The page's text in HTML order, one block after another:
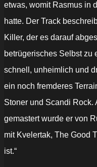
etwas, womit Rasmus in
hatte. Der Track
Killer, der es darauf
betrügerisches Selbst zu
schnell, unheimlich und
ein noch fremderes
Stoner und Scandi Rock.
gemastert wurde er von
mit Kvelertak, The Good
ist.“